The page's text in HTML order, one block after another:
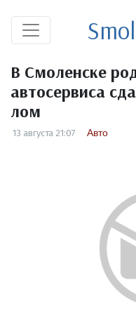
Smol
В Смоленске
автосервиса
лом
13 августа 21:07 Авто